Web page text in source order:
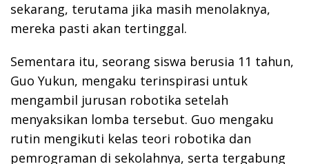
sekarang, terutama jika masih menolaknya,
mereka pasti akan tertinggal.
Sementara itu, seorang siswa berusia 11 tahun,
Guo Yukun, mengaku terinspirasi untuk
mengambil jurusan robotika setelah
menyaksikan lomba tersebut. Guo mengaku
rutin mengikuti kelas teori robotika dan
pemrograman di sekolahnya, serta tergabung